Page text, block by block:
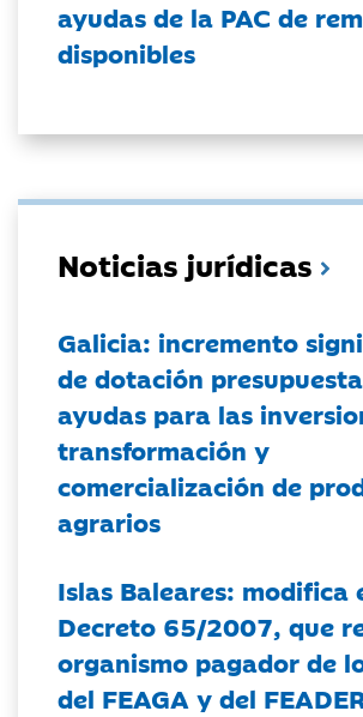
ayudas de la PAC de
disponibles
Noticias jurídicas
Galicia: incremento
de dotación
ayudas para las
transformación y
comercialización de
agrarios
Islas Baleares: modifica
Decreto 65/2007, que
organismo pagador de
del FEAGA y del